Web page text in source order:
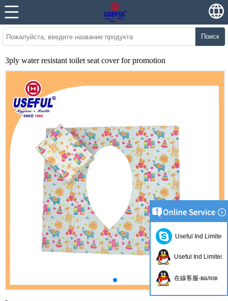
Поиск
3ply water resistant toilet seat cover for promotion
Useful Ind Limited
Useful Ind Limited
在線客服-валов